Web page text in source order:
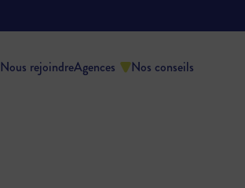
Nous rejoindreAgences Nos conseils